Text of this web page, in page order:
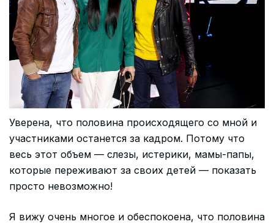
Уверена, что половина происходящего со мной и
участниками останется за кадром. Потому что
весь этот объем — слезы, истерики, мамы-папы,
которые переживают за своих детей — показать
просто невозможно!
Я вижу очень многое и обеспокоена, что половина